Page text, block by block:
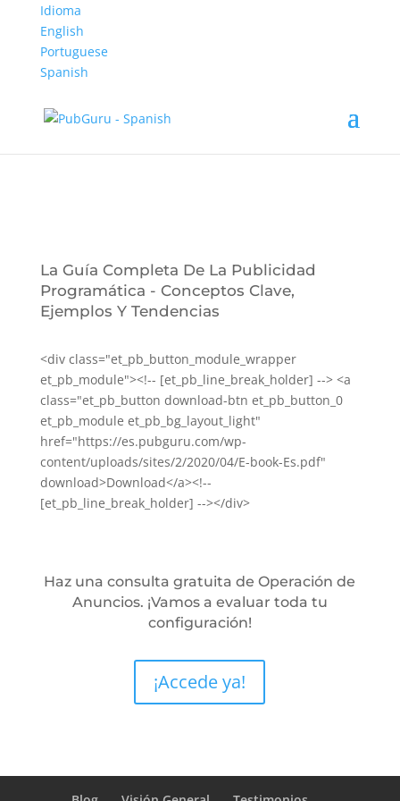
Idioma
English
Portuguese
SpanishListo, ¡es todo tuyo!
Ahora puedes acceder a la Guía completa de
La Guía Completa De La Publicidad
Programática - Conceptos Clave,
Ejemplos Y Tendencias
<div class="et_pb_button_module_wrapper
et_pb_module"><!-- [et_pb_line_break_holder] --> <a
class="et_pb_button download-btn et_pb_button_0
et_pb_module et_pb_bg_layout_light"
href="https://es.pubguru.com/wp-
content/uploads/sites/2/2020/04/E-book-Es.pdf"
download>Download</a><!--
[et_pb_line_break_holder] --></div>
Haz una consulta gratuita de Operación de
Anuncios. ¡Vamos a evaluar toda tu
configuración!
¡Accede ya!